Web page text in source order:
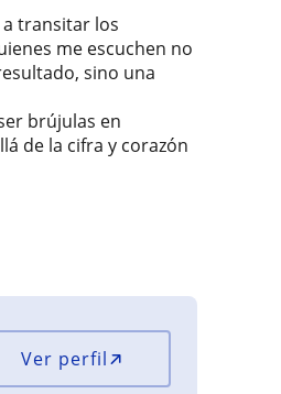
transitar los
me escuchen no
sino una
brújulas en
de la cifra y corazón
Ver perfil